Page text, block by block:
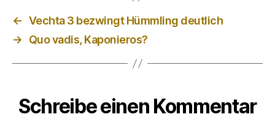
← Vechta 3 bezwingt Hümmling deutlich
→
Quo vadis, Kaponieros?
Schreibe einen Kommentar